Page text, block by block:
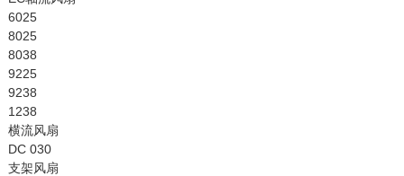
6025
8025
8038
9225
9238
1238
横流风扇
DC 030
支架风扇